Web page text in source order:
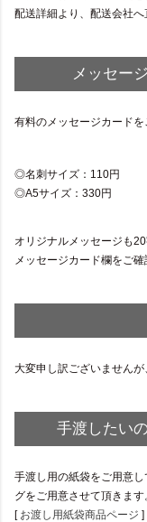
配送詳細より、配送会社へ
メッセー
有料のメッセージカードを
名刺サイズ：110円
A5サイズ：330円
オリジナルメッセージも
メッセージカード欄をご確
大変申し訳ございませんが
手渡したい
手渡し用の紙袋をご用意
グをご用意させて頂きます
[ お渡し用紙袋商品ページ ]